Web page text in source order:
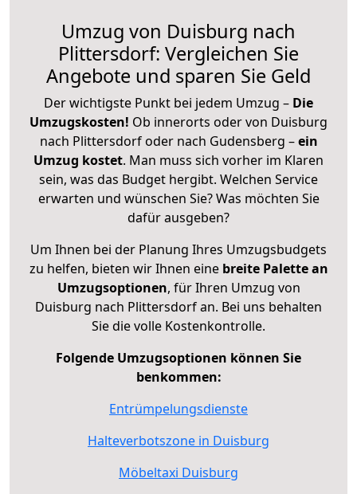
Umzug von Duisburg nach
Plittersdorf: Vergleichen Sie
Angebote und sparen Sie Geld
Der wichtigste Punkt bei jedem Umzug – Die
Umzugskosten! Ob innerorts oder von Duisburg
nach Plittersdorf oder nach Gudensberg –ein
Umzug kostet. Man muss sich vorher im Klaren
sein, was das Budget hergibt. Welchen Service
erwarten und wünschen Sie? Was möchten Sie
dafür ausgeben?
Um Ihnen bei der Planung Ihres Umzugsbudgets
zu helfen, bieten wir Ihnen eine breite Palette an
Umzugsoptionen, für Ihren Umzug von
Duisburg nach Plittersdorf an. Bei uns behalten
Sie die volle Kostenkontrolle.
Folgende Umzugsoptionen können Sie
benkommen:
Entrümpelungsdienste
Halteverbotszone in Duisburg
Möbeltaxi Duisburg